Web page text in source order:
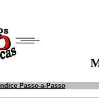
Indice Passo-a-Passo